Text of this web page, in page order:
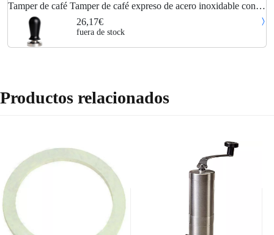
Tamper de café Tamper de café expreso de acero inoxidable con
mango de madera elegante Tamper de mano de espresso con
resorte, 58 mm negro
26,17€
fuera de stock
Productos relacionados